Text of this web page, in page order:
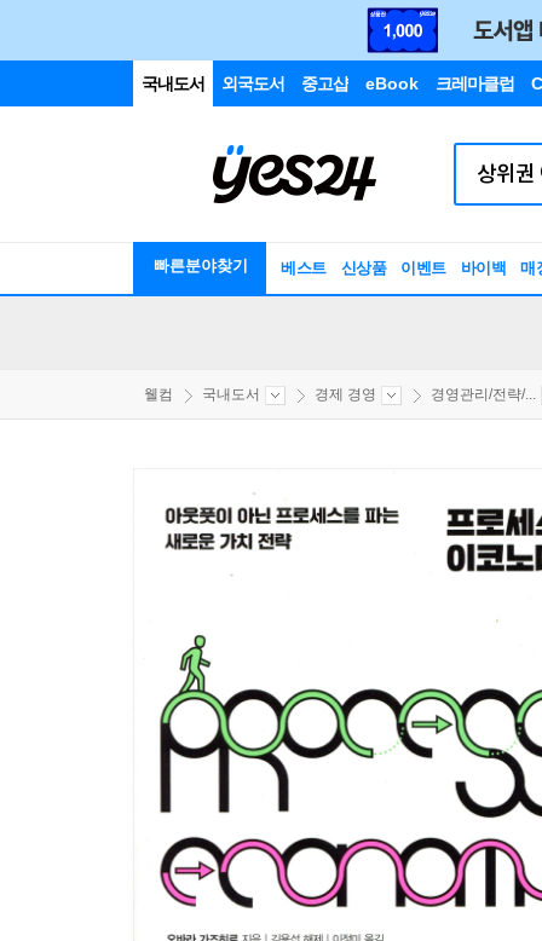
국내도서 외국도서 중고샵 eBook 크레마클럽
빠른분야찾기 베스트 신상품 이벤트 바이백 매
웰컴 국내도서 경제 경영 경영관리/전략/...